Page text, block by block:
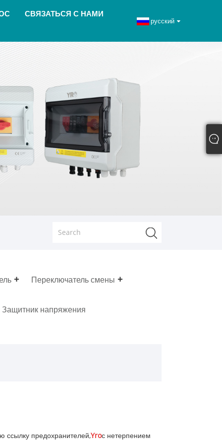
СВЯЗАТЬСЯ С НАМИ
русский
Переключатель смены
Защитник напряжения
ссылку предохранителей,Yroс нетерпением